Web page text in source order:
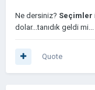
Ne dersiniz? Seçimler
dolar...tanıdık geldi mi...
Quote